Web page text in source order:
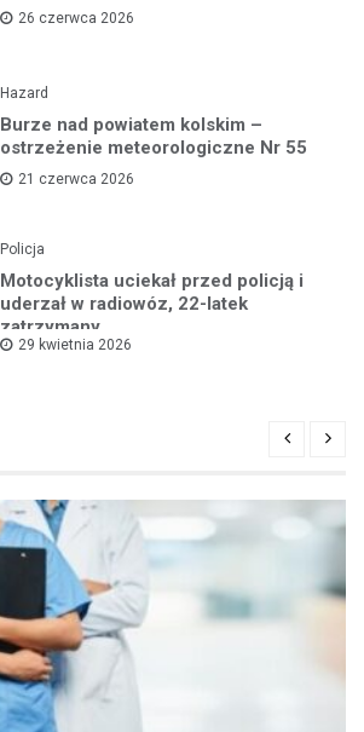
26 czerwca 2026
Hazard
Burze nad powiatem kolskim –
ostrzeżenie meteorologiczne Nr 55
21 czerwca 2026
Policja
Motocyklista uciekał przed policją i
uderzał w radiowóz, 22-latek
zatrzymany
29 kwietnia 2026